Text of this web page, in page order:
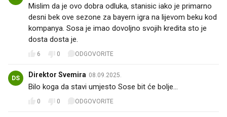
Mislim da je ovo dobra odluka, stanisic iako je primarno
desni bek ove sezone za bayern igra na lijevom beku kod
kompanya. Sosa je imao dovoljno svojih kredita sto je
dosta dosta je.
6 0 ODGOVORITE
DS Direktor Svemira 08.09.2025.
Bilo koga da stavi umjesto Sose bit će bolje...
0 0 ODGOVORITE